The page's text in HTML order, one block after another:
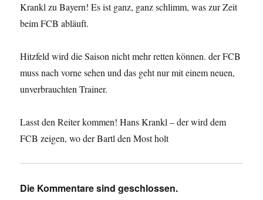
Krankl zu Bayern! Es ist ganz, ganz schlimm, was zur Zeit
beim FCB abläuft.
Hitzfeld wird die Saison nicht mehr retten können. der FCB
muss nach vorne sehen und das geht nur mit einem neuen,
unverbrauchten Trainer.
Lasst den Reiter kommen! Hans Krankl – der wird dem
FCB zeigen, wo der Bartl den Most holt
Die Kommentare sind geschlossen.